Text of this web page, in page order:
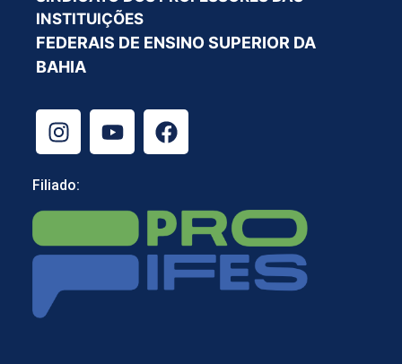
INSTITUIÇÕES
FEDERAIS DE ENSINO SUPERIOR DA
BAHIA
Filiado: